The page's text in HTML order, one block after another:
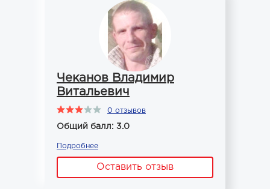
Чеканов Владимир
Витальевич
0 отзывов
Общий балл: 3.0
Подробнее
Оставить отзыв